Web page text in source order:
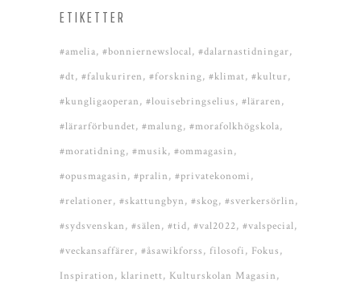
ETIKETTER
#amelia #bonniernewslocal #dalarnastidningar
#dt #falukuriren #forskning #klimat #kultur
#kungligaoperan #louisebringselius #läraren
#lärarförbundet #malung #morafolkhögskola
#moratidning #musik #ommagasin
#opusmagasin #pralin #privatekonomi
#relationer #skattungbyn #skog #sverkersörlin
#sydsvenskan #sälen #tid #val2022 #valspecial
#veckansaffärer #åsawikforss filosofi
Fokus
Inspiration klarinett Kulturskolan Magasin